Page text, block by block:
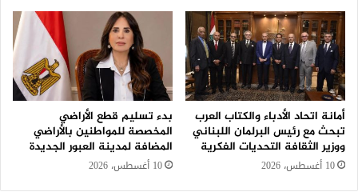
أمانة اتحاد الأدباء والكتاب العرب
تبحث مع رئيس البرلمان اللبناني
ووزير الثقافة التحديات الفكرية
10 أغسطس، 2026
بدء تسليم قطع الأراضي
المخصصة للمواطنين بالأراضي
المضافة لمدينة العبور الجديدة
10 أغسطس، 2026